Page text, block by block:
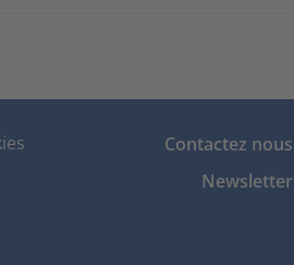
Contactez nous
Newsletter